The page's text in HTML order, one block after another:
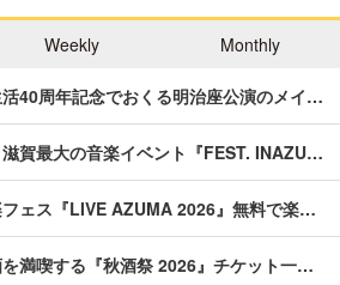
Weekly Monthly
40周年記念でおくる明治座公演のメイ…
賀最大の音楽イベント『FEST. INAZU…
ェス『LIVE AZUMA 2026』無料で楽…
満喫する『秋酒祭 2026』チケット一…